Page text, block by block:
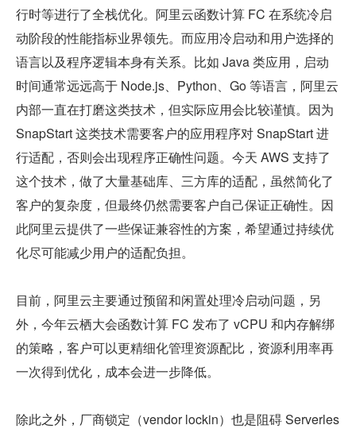
行时等进行了全栈优化。阿里云函数计算 FC 在系统冷启
动阶段的性能指标业界领先。而应用冷启动和用户选择的
语言以及程序逻辑本身有关系。比如 Java 类应用，启动
时间通常远远高于 Node.js、Python、Go 等语言，阿里云
内部一直在打磨这类技术，但实际应用会比较谨慎。因为
SnapStart 这类技术需要客户的应用程序对 SnapStart 进
行适配，否则会出现程序正确性问题。今天 AWS 支持了
这个技术，做了大量基础库、三方库的适配，虽然简化了
客户的复杂度，但最终仍然需要客户自己保证正确性。因
此阿里云提供了一些保证兼容性的方案，希望通过持续优
化尽可能减少用户的适配负担。
目前，阿里云主要通过预留和闲置处理冷启动问题，另
外，今年云栖大会函数计算 FC 发布了 vCPU 和内存解绑
的策略，客户可以更精细化管理资源配比，资源利用率再
一次得到优化，成本会进一步降低。
除此之外，厂商锁定（vendor lockin）也是阻碍 Serverles